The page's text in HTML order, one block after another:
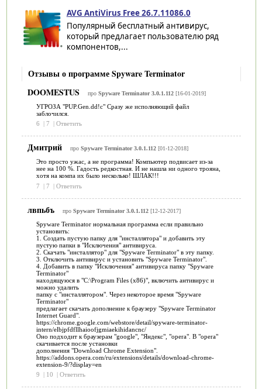
AVG AntiVirus Free 26.7.11086.0
Популярный бесплатный антивирус,
который предлагает пользователю ряд
компонентов,...
Отзывы о программе Spyware Terminator
DOOMESTUS
про Spyware Terminator 3.0.1.112[16-01-2019]
УГРОЗА "PUP.Gen.dd!c" Сразу же исполняющий файл
заблочился.
6
7 Ответить
Дмитрий про Spyware Terminator 3.0.1.112[01-12-2018]
Это просто ужас, а не программа! Компьютер подвисает из-за
нее на 100 %. Гадость редкостная. И не нашла ни одного трояна,
хотя на компа их было несколько! ШЛАК!!!
7
| 7 | Ответить
лвпьбъ про Spyware Terminator 3.0.1.112[12-12-2017]
Spyware Terminator нормальная программа если правильно
установить:
1. Создать пустую папку для "инсталлятора" и добавить эту
пустую папки в "Исключения" антивируса.
2. Скачать "инсталлятор" для "Spyware Terminator" в эту папку.
3. Отключить антивирус и установить "Spyware Terminator".
4. Добавить в папку "Исключения" антивируса папку "Spyware
Terminator"
находящуюся в "C:\Program Files (x86)", включить антивирус и
можно удалить
папку с "инсталлятором". Через некоторое время "Spyware
Terminator"
предлагает скачать дополнение к браузеру "Spyware Terminator
Internet Guard".
https://chrome.google.com/webstore/detail/spyware-terminator-
intern/elbjpfdfllhaioofjgmiaekihidancnc/
Оно подходит к браузерам "google", "Яндекс", "opera". В "opera"
скачивается после установки
дополнения "Download Chrome Extension".
https://addons.opera.com/ru/extensions/details/download-chrome-
extension-9/?display=en
9
10 Ответить